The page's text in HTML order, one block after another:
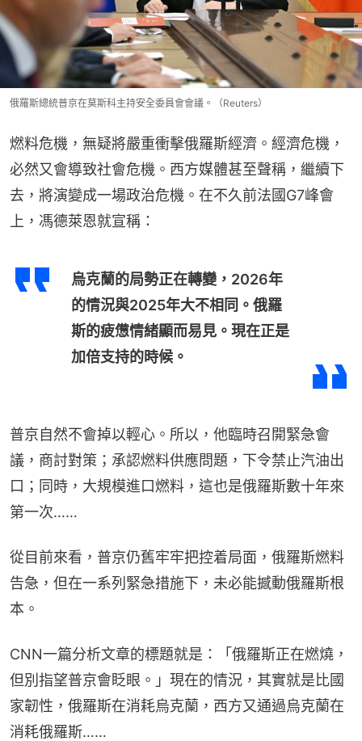
俄羅斯總統普京在莫斯科主持安全委員會會議。（Reuters）
燃料危機，無疑將嚴重衝擊俄羅斯經濟。經濟危機，
必然又會導致社會危機。西方媒體甚至聲稱，繼續下
去，將演變成一場政治危機。在不久前法國G7峰會
上，馮德萊恩就宣稱：
烏克蘭的局勢正在轉變，2026年
的情況與2025年大不相同。俄羅
斯的疲憊情緒顯而易見。現在正是
加倍支持的時候。
普京自然不會掉以輕心。所以，他臨時召開緊急會
議，商討對策；承認燃料供應問題，下令禁止汽油出
口；同時，大規模進口燃料，這也是俄羅斯數十年來
第一次……
從目前來看，普京仍舊牢牢把控着局面，俄羅斯燃料
告急，但在一系列緊急措施下，未必能撼動俄羅斯根
本。
CNN一篇分析文章的標題就是：「俄羅斯正在燃燒，
但別指望普京會眨眼。」現在的情況，其實就是比國
家韌性，俄羅斯在消耗烏克蘭，西方又通過烏克蘭在
消耗俄羅斯……